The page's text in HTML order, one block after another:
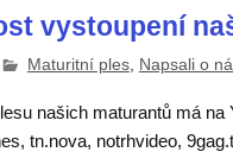
vystoupení
Maturitní ples, Napsali o
našich maturantů má
tn.nova, notrhvideo,